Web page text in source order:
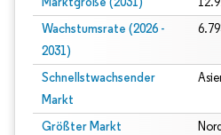
Wachstumsrate (2026 -
2031)
Schnellstwachsender
Markt
Größter Markt